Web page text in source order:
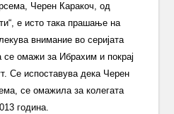
Черен Каракоч, од
е исто така прашање на
внимание во серијата
се омажи за Ибрахим и покрај
Се испоставува дека Черен
се омажила за колегата
година.